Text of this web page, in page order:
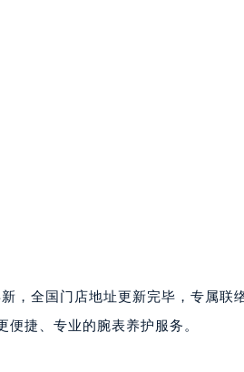
，全国门店地址更新完毕，专属联
捷、专业的腕表养护服务。